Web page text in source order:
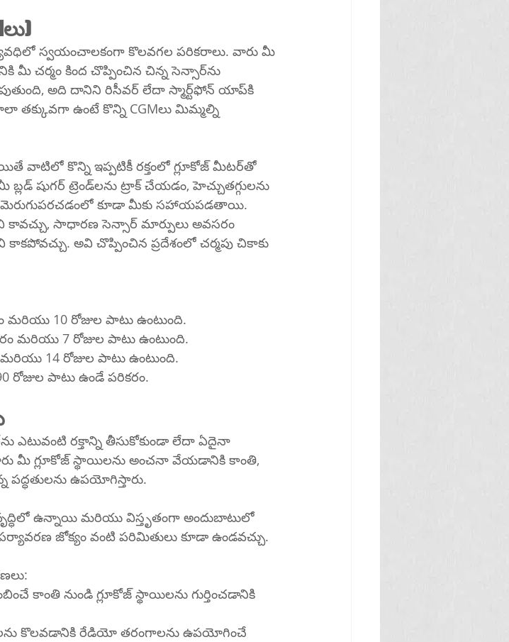
స్వయంచాలకంగా కొలవగల పరికరాలు. వారు మీ
తక్కువగా ఉంటే కొన్ని CGMలు మిమ్మల్ని
వాటిలో కొన్ని ఇప్పటికీ రక్తంలో గ్లూకోజ్ మీటర్‌తో
చేయడం, హెచ్చుతగ్గులను
కూడా మీకు సహాయపడతాయి.
కావచ్చు, సాధారణ సెన్సార్ మార్పులు అవసరం
అవి చొప్పించిన ప్రదేశంలో చర్మపు చికాకు
మరియు 10 రోజుల పాటు ఉంటుంది.
మరియు 7 రోజుల పాటు ఉంటుంది.
మరియు 14 రోజుల పాటు ఉంటుంది.
పాటు ఉండే పరికరం.
పద్ధతులను ఉపయోగిస్తారు.
జోక్యం వంటి పరిమితులు కూడా ఉండవచ్చు.
కాంతి నుండి గ్లూకోజ్ స్థాయిలను గుర్తించడానికి
కొలవడానికి రేడియో తరంగాలను ఉపయోగించే